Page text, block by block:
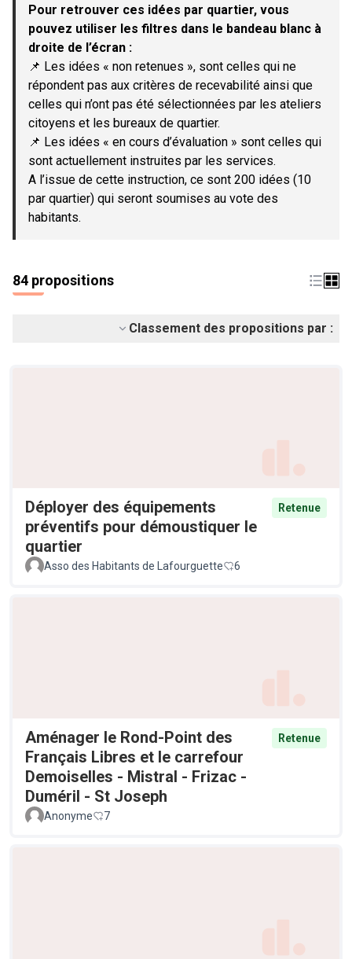
Pour retrouver ces idées par quartier, vous
pouvez utiliser les filtres dans le bandeau blanc à
droite de l’écran :
📌 Les idées « non retenues », sont celles qui ne
répondent pas aux critères de recevabilité ainsi que
celles qui n’ont pas été sélectionnées par les ateliers
citoyens et les bureaux de quartier.
📌 Les idées « en cours d’évaluation » sont celles qui
sont actuellement instruites par les services.
A l’issue de cette instruction, ce sont 200 idées (10
par quartier) qui seront soumises au vote des
habitants.
84 propositions
Classement des propositions par :
Déployer des équipements
préventifs pour démoustiquer le
quartier
Retenue
Asso des Habitants de Lafourguette 6
Aménager le Rond-Point des
Français Libres et le carrefour
Demoiselles - Mistral - Frizac -
Duméril - St Joseph
Retenue
Anonyme 7